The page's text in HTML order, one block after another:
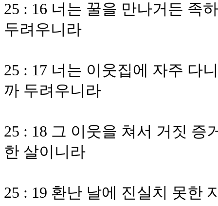
25 : 16 너는 꿀을 만나거든 족
두려우니라
25 : 17 너는 이웃집에 자주 다
까 두려우니라
25 : 18 그 이웃을 쳐서 거짓 증
한 살이니라
25 : 19 환난 날에 진실치 못한